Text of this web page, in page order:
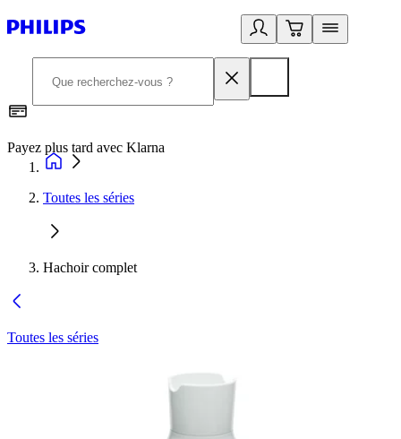
Payez plus tard avec Klarna
Toutes les séries
Hachoir complet
Toutes les séries